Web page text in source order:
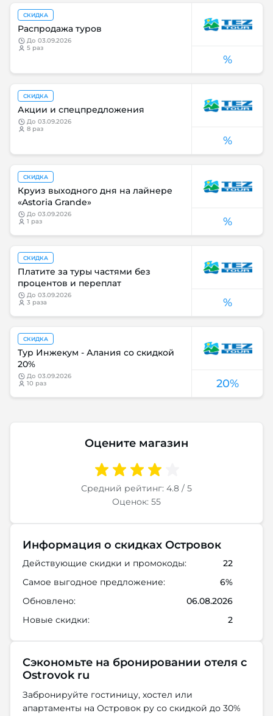
%
СКИДКА
Распродажа туров
до 03.09.2026
5 раз
%
СКИДКА
Акции и спецпредложения
до 03.09.2026
8 раз
%
СКИДКА
Круиз выходного дня на лайнере
«Astoria Grande»
до 03.09.2026
1 раз
%
СКИДКА
Платите за туры частями без
процентов и переплат
до 03.09.2026
3 раза
20%
СКИДКА
Тур Инжекум - Алания со скидкой
20%
до 03.09.2026
10 раз
Оцените магазин
Средний рейтинг: 4.8 / 5
Оценок: 55
Информация о скидках Островок
Действующие скидки и промокоды:
22
Самое выгодное предложение:
6%
Обновлено:
06.08.2026
Новые скидки:
2
Сэкономьте на бронировании отеля с
Ostrovok ru
Забронируйте гостиницу, хостел или
апартаменты на Островок ру со скидкой до 30%